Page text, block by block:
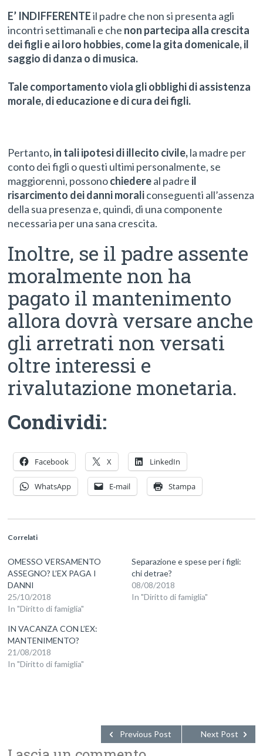
E’ INDIFFERENTEil padre che non si presenta agli
incontri settimanali e che non partecipa alla crescita
dei figli e ai loro hobbies, come la gita domenicale, il
saggio di danza o di musica.
Tale comportamento viola gli obblighi di assistenza
morale, di educazione e di cura dei figli.
Pertanto, in tali ipotesi di illecito civile,la madre per
conto dei figli o questi ultimi personalmente, se
maggiorenni, possonochiedereal padre il
risarcimento dei danni moraliconseguenti all’assenza
della sua presenza e, quindi, di una componente
necessaria per una sana crescita.
Inoltre, se il padre assente
moralmente non ha
pagato il mantenimento
allora dovrà versare anche
gli arretrati non versati
oltre interessi e
rivalutazione monetaria.
Condividi:
Facebook X LinkedIn
WhatsApp E-mail Stampa
Correlati
OMESSO VERSAMENTO
ASSEGNO? L’EX PAGA I
DANNI
25/10/2018
In "Diritto di famiglia"
Separazione e spese per i figli:
chi detrae?
08/08/2018
In "Diritto di famiglia"
IN VACANZA CON L’EX:
MANTENIMENTO?
21/08/2018
In "Diritto di famiglia"
Next Post
Previous Post